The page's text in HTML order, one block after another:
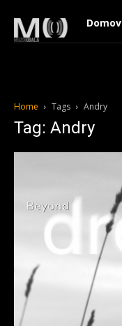
Domov
Home Tags Andry
Tag: Andry